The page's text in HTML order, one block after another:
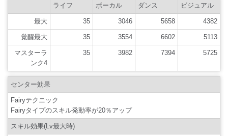
ライフ ボーカル ダンス ビジュアル
最大 35 3046 5658 4382
覚醒最大 35 3554 6602 5113
マスターラ
ンク4
35 3982 7394 5725
センター効果
Fairyテクニック
Fairyタイプのスキル発動率が20％アップ
スキル効果(Lv最大時)